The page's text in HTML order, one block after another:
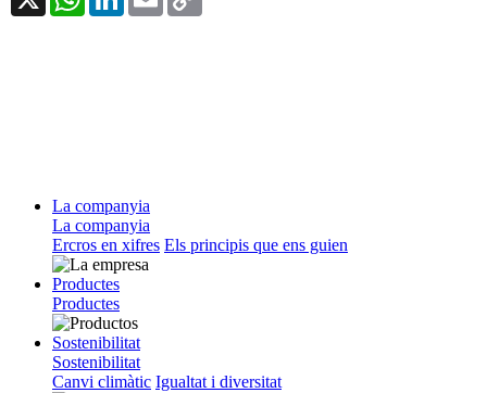
La companyia
La companyia
Ercros en xifres Els principis que ens guien
Productes
Productes
Sostenibilitat
Sostenibilitat
Canvi climàtic Igualtat i diversitat